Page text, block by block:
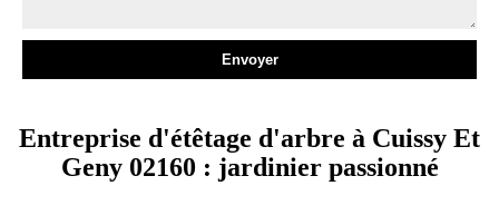
Entreprise d'étêtage d'arbre à Cuissy Et
Geny 02160 : jardinier passionné